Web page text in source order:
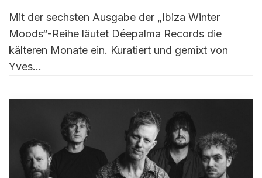
Mit der sechsten Ausgabe der „Ibiza Winter
Moods“-Reihe läutet Déepalma Records die
kälteren Monate ein. Kuratiert und gemixt von
Yves…